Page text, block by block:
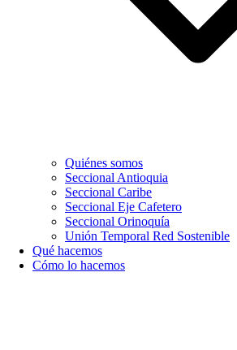
Quiénes somos
Seccional Antioquia
Seccional Caribe
Seccional Eje Cafetero
Seccional Orinoquía
Unión Temporal Red Sostenible
Qué hacemos
Cómo lo hacemos